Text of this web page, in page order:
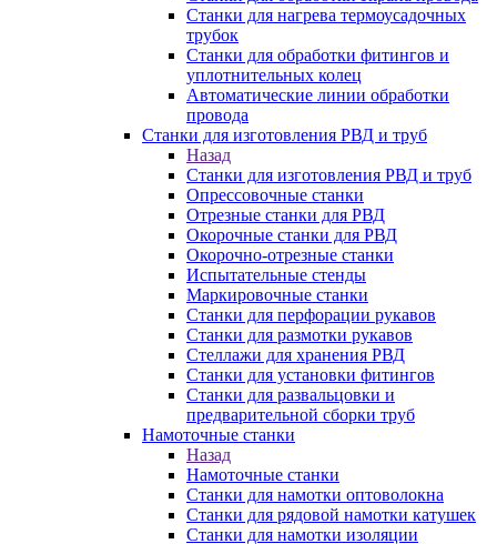
Станки для нагрева термоусадочных
трубок
Станки для обработки фитингов и
уплотнительных колец
Автоматические линии обработки
провода
Станки для изготовления РВД и труб
Назад
Станки для изготовления РВД и труб
Опрессовочные станки
Отрезные станки для РВД
Окорочные станки для РВД
Окорочно-отрезные станки
Испытательные стенды
Маркировочные станки
Станки для перфорации рукавов
Станки для размотки рукавов
Стеллажи для хранения РВД
Станки для установки фитингов
Станки для развальцовки и
предварительной сборки труб
Намоточные станки
Назад
Намоточные станки
Станки для намотки оптоволокна
Станки для рядовой намотки катушек
Станки для намотки изоляции